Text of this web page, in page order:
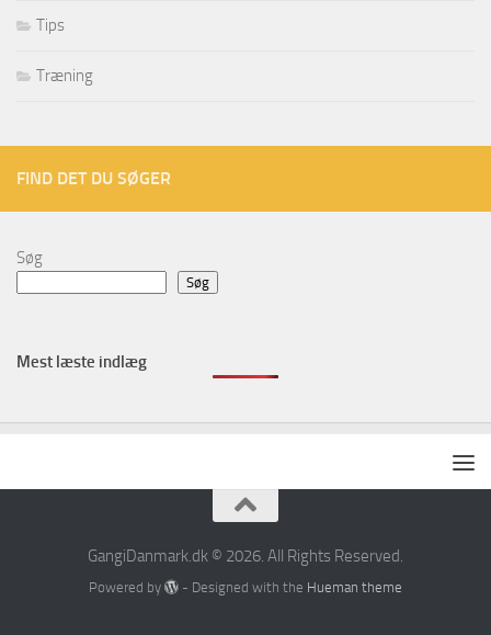
Tips
Træning
FIND DET DU SØGER
Søg
Søg
Mest læste indlæg
GangiDanmark.dk © 2026. All Rights Reserved.
Powered by - Designed with the Hueman theme